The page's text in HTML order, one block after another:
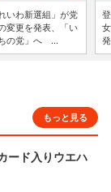
れいわ新選組」が党
変更を発表、「い
の党」へ ...
もっと見る
ード入りウエハ